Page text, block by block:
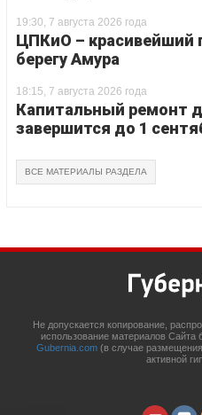
19:30, 7 августа 2026 года
ЦПКиО – красивейший
берегу Амура
18:15, 7 августа 2026 года
Капитальный ремонт
завершится до 1
ВСЕ МАТЕРИАЛЫ РАЗДЕЛА
Не допускается копирование,
использование материалов Сайта
Gubernia.com (в случае
активной